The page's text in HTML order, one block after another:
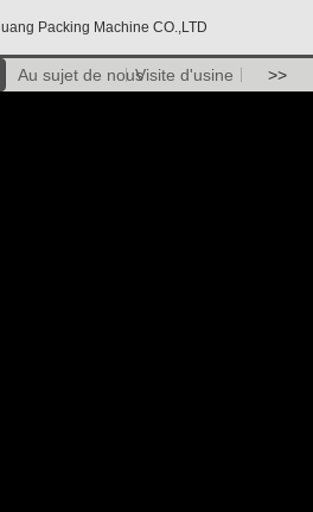
Packing Machine CO.,LTD
Au sujet de nousVisite d'usine >>